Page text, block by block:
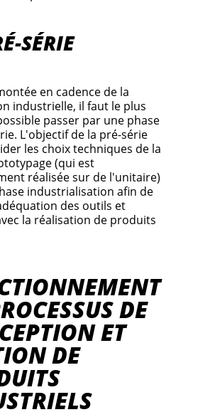
SÉRIE
en cadence de la
industrielle, il faut le plus
passer par une phase
L'objectif de la pré-série
les choix techniques de la
(qui est
réalisée sur de l'unitaire)
industrialisation afin de
des outils et
la réalisation de produits
DE
ET
DE